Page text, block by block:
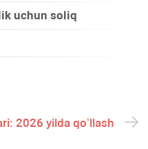
uchun soliq
2026 yilda qoʻllash